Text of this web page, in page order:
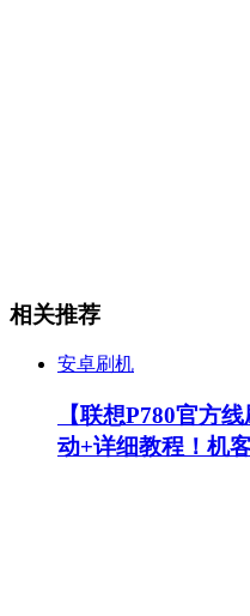
相关推荐
安卓刷机
【联想P780官方
动+详细教程！机